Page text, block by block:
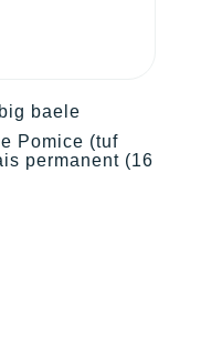
baele
Pomice (tuf
permanent (16